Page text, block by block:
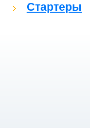
Стартеры